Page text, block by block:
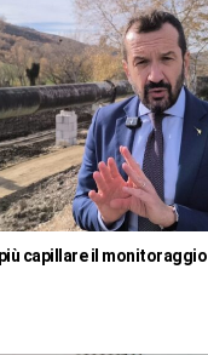
capillare il monitoraggio